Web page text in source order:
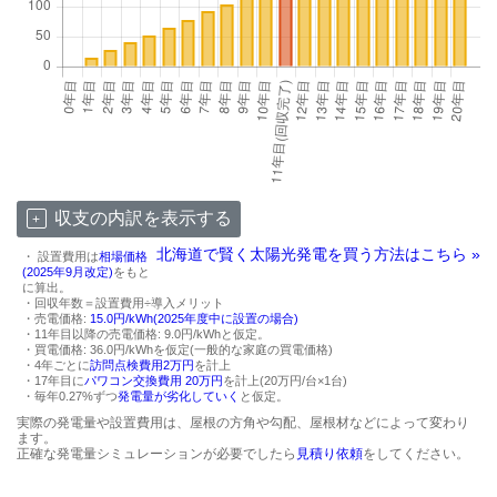
収支の内訳を表示する
北海道で賢く太陽光発電を買う方法はこちら »
・ 設置費用は相場価格
(2025年9月改定)をもと
に算出。
・回収年数＝設置費用÷導入メリット
・売電価格: 15.0円/kWh(2025年度中に設置の場合)
・11年目以降の売電価格: 9.0円/kWhと仮定。
・買電価格: 36.0円/kWhを仮定(一般的な家庭の買電価格)
・4年ごとに訪問点検費用2万円を計上
・17年目にパワコン交換費用 20万円を計上(20万円/台×1台)
・毎年0.27%ずつ発電量が劣化していく と仮定。
実際の発電量や設置費用は、屋根の方角や勾配、屋根材などによって変わり
ます。
正確な発電量シミュレーションが必要でしたら 見積り依頼をしてください。